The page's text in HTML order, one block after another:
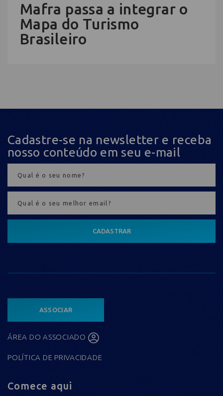
Mafra passa a integrar o
Mapa do Turismo
Brasileiro
Cadastre-se na newsletter e receba
nosso conteúdo em seu e-mail
CADASTRAR
ASSOCIAR
ÁREA DO ASSOCIADO
POLÍTICA DE PRIVACIDADE
Comece aqui